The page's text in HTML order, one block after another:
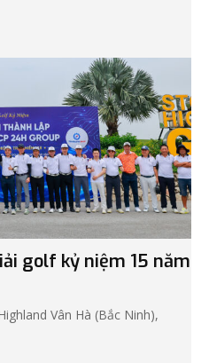
golf kỷ niệm 15 năm
Vân Hà (Bắc Ninh),